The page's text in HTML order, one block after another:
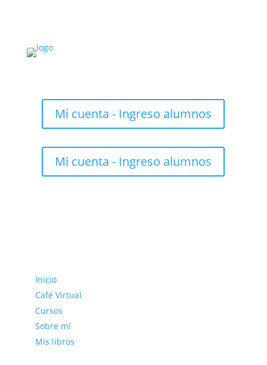
Mi cuenta - Ingreso alumnos
Mi cuenta - Ingreso alumnos
Inicio
Café Virtual
Cursos
Sobre mí
Mis libros